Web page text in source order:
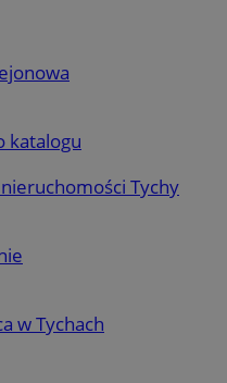
katalogu
Tychy
w Tychach